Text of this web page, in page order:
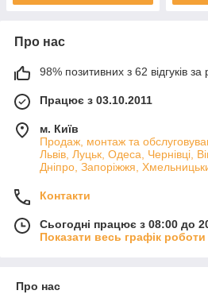
Про нас
98% позитивних з 62 відгуків за
Працює з 03.10.2011
м. Київ
Продаж, монтаж та
Львів, Луцьк, Одеса, Чернівці,
Дніпро, Запоріжжя,
Контакти
Сьогодні працює з 08:00 до
Показати весь графік роботи
Про нас